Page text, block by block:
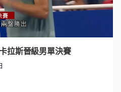
拉斯晉級男單決賽